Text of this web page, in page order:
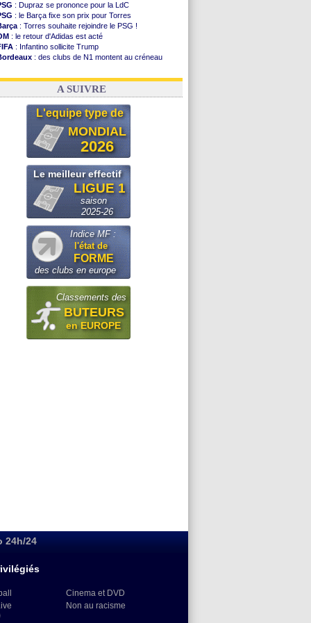
: Dupraz se prononce pour la LdC
: le Barça fixe son prix pour Torres
: Torres souhaite rejoindre le PSG !
: le retour d'Adidas est acté
: Infantino sollicite Trump
: des clubs de N1 montent au créneau
: le démenti de Leipzig pour Diomandé
A SUIVRE
L'equipe type de
MONDIAL
2026
Le meilleur effectif
LIGUE 1
saison
2025-26
Indice MF :
l'état de
FORME
des clubs en europe
Classements des
BUTEURS
en EUROPE
24h/24
Cinema et DVD
Non au racisme